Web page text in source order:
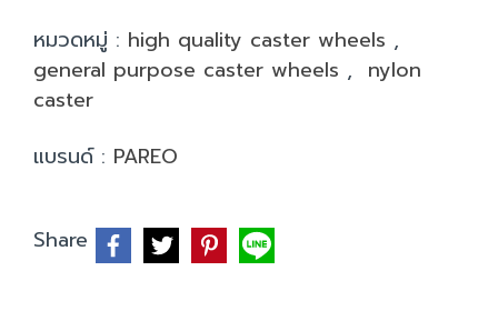
หมวดหมู่ : high quality caster wheels ,
general purpose caster wheels , nylon
caster
แบรนด์ : PAREO
Share